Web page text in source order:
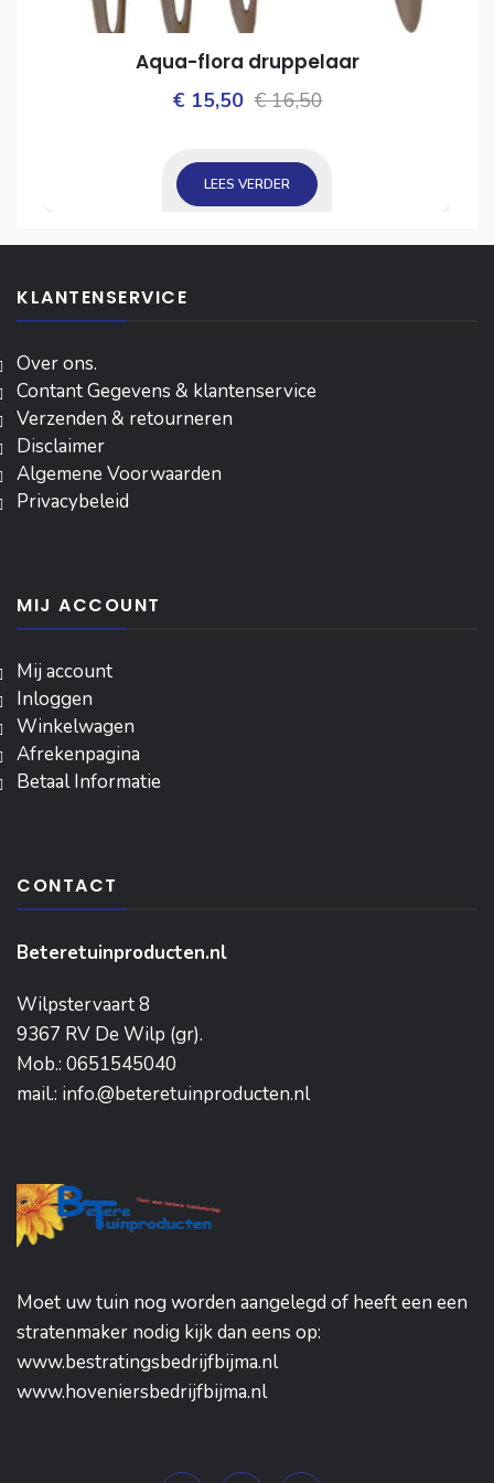
Aqua-flora druppelaar
€16,50Oorspronkelijke
€15,50
Huidige
LEES VERDER
KLANTENSERVICE
Over ons.
Contant Gegevens & klantenservice
Verzenden & retourneren
Disclaimer
Algemene Voorwaarden
Privacybeleid
MIJ ACCOUNT
Mij account
Inloggen
‎Winkelwagen
Afrekenpagina
Betaal Informatie
CONTACT
Beteretuinproducten.nl
Wilpstervaart 8
9367 RV De Wilp (gr).
Mob.: 0651545040
mail.: info.@beteretuinproducten.nl
Moet uw tuin nog worden aangelegd of heeft een een
stratenmaker nodig kijk dan eens op:
www.bestratingsbedrijfbijma.nl
www.hoveniersbedrijfbijma.nl